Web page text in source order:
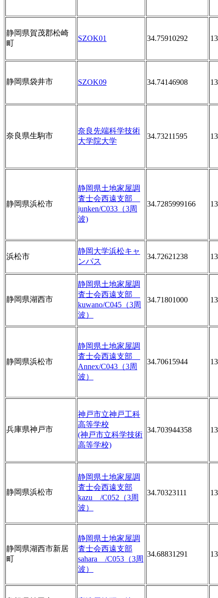
静岡県賀茂郡松崎
町
SZOK01 34.75910292
静岡県袋井市 SZOK09 34.74146908
奈良県生駒市
奈良先端科学技術
大学院大学
34.73211595
静岡県浜松市
静岡県土地家屋調
査士会西遠支部
junken/C033（3周
波)
34.7285999166
浜松市
静岡大学浜松キャ
ンパス
34.72621238
静岡県湖西市
静岡県土地家屋調
査士会西遠支部
kuwano/C045（3周
波）
34.71801000
静岡県浜松市
静岡県土地家屋調
査士会西遠支部
Annex/C043（3周
波）
34.70615944
兵庫県神戸市
神戸市立神戸工科
高等学校
(神戸市立科学技術
高等学校)
34.703944358
静岡県浜松市
静岡県土地家屋調
査士会西遠支部
kazu /C052（3周
波）
34.70323111
静岡県湖西市新居
町
静岡県土地家屋調
査士会西遠支部
sahara /C053（3周
波）
34.68831291